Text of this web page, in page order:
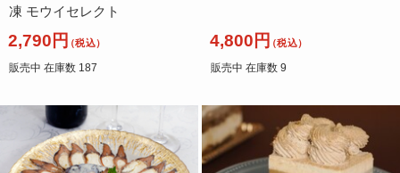
凍 モウイセレクト
2,790円（税込）
販売中 在庫数 187
4,800円（税込）
販売中 在庫数 9